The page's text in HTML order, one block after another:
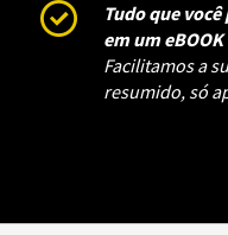
Tudo que
em um eBOOK
Facilitamos a
resumido, só